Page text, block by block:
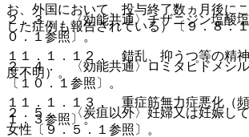
２．３． 〈効能共通〉チザニジン塩酸
０．１参照〕。
２．４． 〈効能共通〉ロミタピドメシ
〔１０．１参照〕。
２．５． 〈炭疽以外〉妊婦又は妊娠し
女性〔９．５．１参照〕。
お、外国において、投与終了数ヵ月後に
した症例も報告されている）〔９．８．
１１．１．１２． 錯乱、抑うつ等の精
度不明）。
１１．１．１３． 重症筋無力症悪化（頻
１．３参照〕。